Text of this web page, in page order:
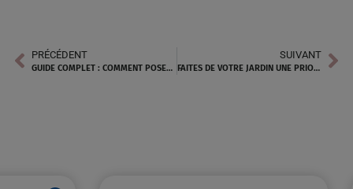
PRÉCÉDENT
GUIDE COMPLET : COMMENT POSER SOI-MÊME SON GAZON SYNTHÉTIQUE EN 4 ÉTAPES
SUIVANT
FAITES DE VOTRE JARDIN UNE PRIORITÉ